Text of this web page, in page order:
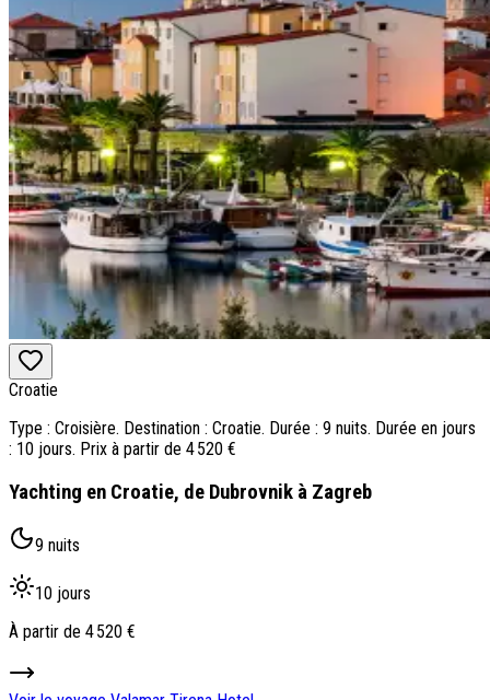
Croatie
Type : Croisière. Destination : Croatie. Durée : 9 nuits. Durée en jours
: 10 jours. Prix à partir de 4 520 €
Yachting en Croatie, de Dubrovnik à Zagreb
9 nuits
10 jours
À partir de 4 520 €